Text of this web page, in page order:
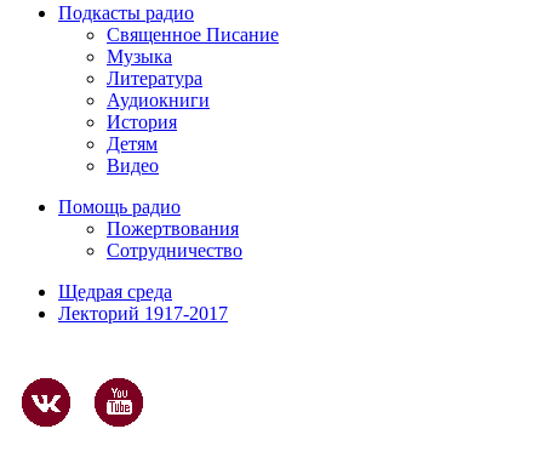
Подкасты радио
Священное Писание
Музыка
Литература
Аудиокниги
История
Детям
Видео
Помощь радио
Пожертвования
Сотрудничество
Щедрая среда
Лекторий 1917-2017